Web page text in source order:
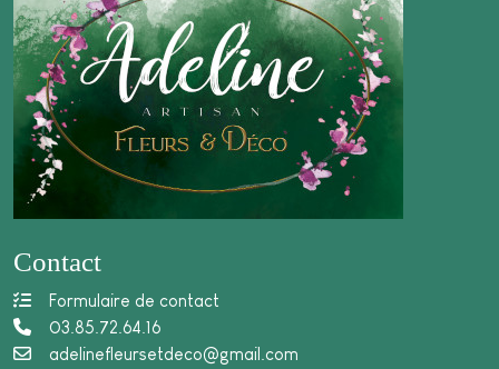
Contact
Formulaire de contact
03.85.72.64.16
adelinefleursetdeco@gmail.com